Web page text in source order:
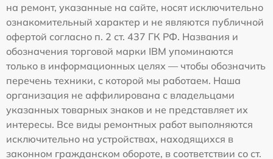
на ремонт, указанные на сайте, носят исключительно
ознакомительный характер и не являются публичной
офертой согласно п. 2 ст. 437 ГК РФ. Названия и
обозначения торговой марки IBM упоминаются
только в информационных целях — чтобы обозначить
перечень техники, с которой мы работаем. Наша
организация не аффилирована с владельцами
указанных товарных знаков и не представляет их
интересы. Все виды ремонтных работ выполняются
исключительно на устройствах, находящихся в
законном гражданском обороте, в соответствии со ст.